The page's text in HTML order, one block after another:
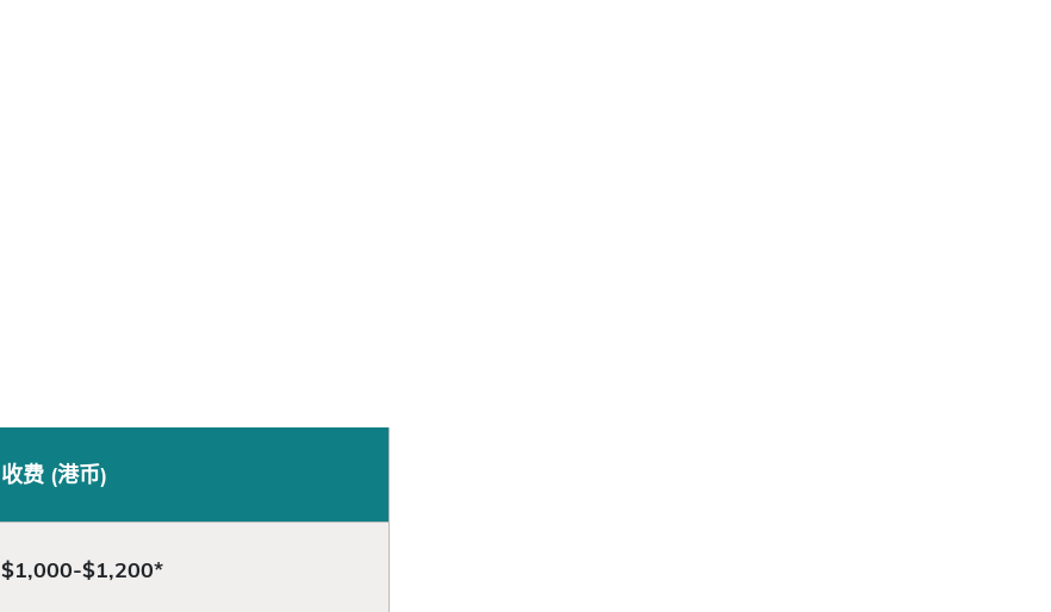
收费 (港币)
$1,000-$1,200*